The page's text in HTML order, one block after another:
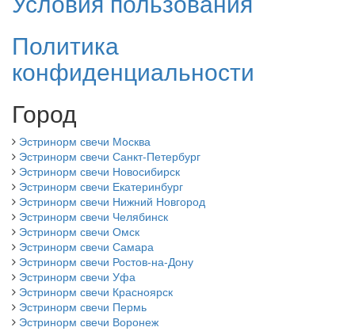
Политика
конфиденциальности
Город
Эстринорм свечи Москва
Эстринорм свечи Санкт-Петербург
Эстринорм свечи Новосибирск
Эстринорм свечи Екатеринбург
Эстринорм свечи Нижний Новгород
Эстринорм свечи Челябинск
Эстринорм свечи Омск
Эстринорм свечи Самара
Эстринорм свечи Ростов-на-Дону
Эстринорм свечи Уфа
Эстринорм свечи Красноярск
Эстринорм свечи Пермь
Эстринорм свечи Воронеж